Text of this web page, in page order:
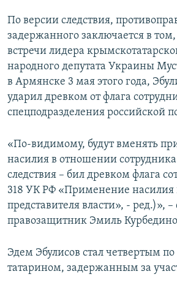
Все сайты RFE/RL
По версии следствия,
задержанного заключается в
встречи лидера
народного депутата Украины
в Армянске 3 мая этого года,
ударил древком от флага
спецподразделения российской
«По-видимому, будут вменять
насилия в отношении
следствия – бил древком флага
318 УК РФ «Применение
представителя власти», - ред.)»,
правозащитник Эмиль
Эдем Эбулисов стал четвертым
татарином, задержанным за